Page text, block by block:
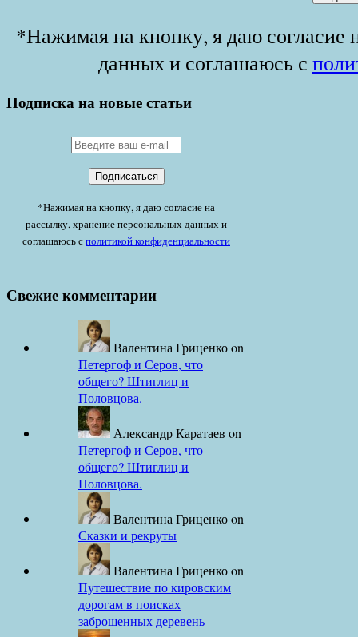
*Нажимая на кнопку, я даю согласие
данных и соглашаюсь с
Подписка на новые статьи
*Нажимая на кнопку, я даю согласие на
рассылку, хранение персональных данных и
соглашаюсь сполитикой конфиденциальности
Свежие комментарии
Валентина Гриценкоon
Петергоф и Серов, что
общего? Штиглиц и
Половцова.
Александр Каратаев on
Петергоф и Серов, что
общего? Штиглиц и
Половцова.
Валентина Гриценкоon
Сказки и рекруты
Валентина Гриценкоon
Путешествие по кировским
дорогам в поисках
заброшенных деревень